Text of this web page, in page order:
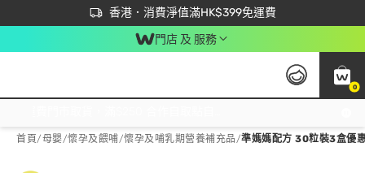
香港．消費淨值滿HK$399免運費
立即成為易賞錢會員盡享獨家優惠
首次APP下單買滿$450 輸入 NEWAPP 即減$50
門店 及 服務
0
首頁/母嬰/懷孕及餵哺/懷孕及哺乳期營養補充品/準媽媽配方 30粒裝3盒優